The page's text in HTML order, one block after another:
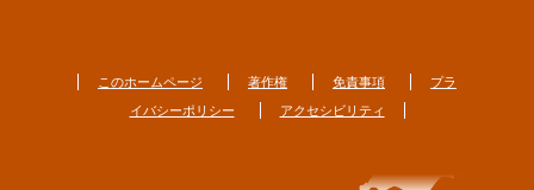
このホームページ 著作権 免責事項
プラ
イバシーポリシー
アクセシビリティ